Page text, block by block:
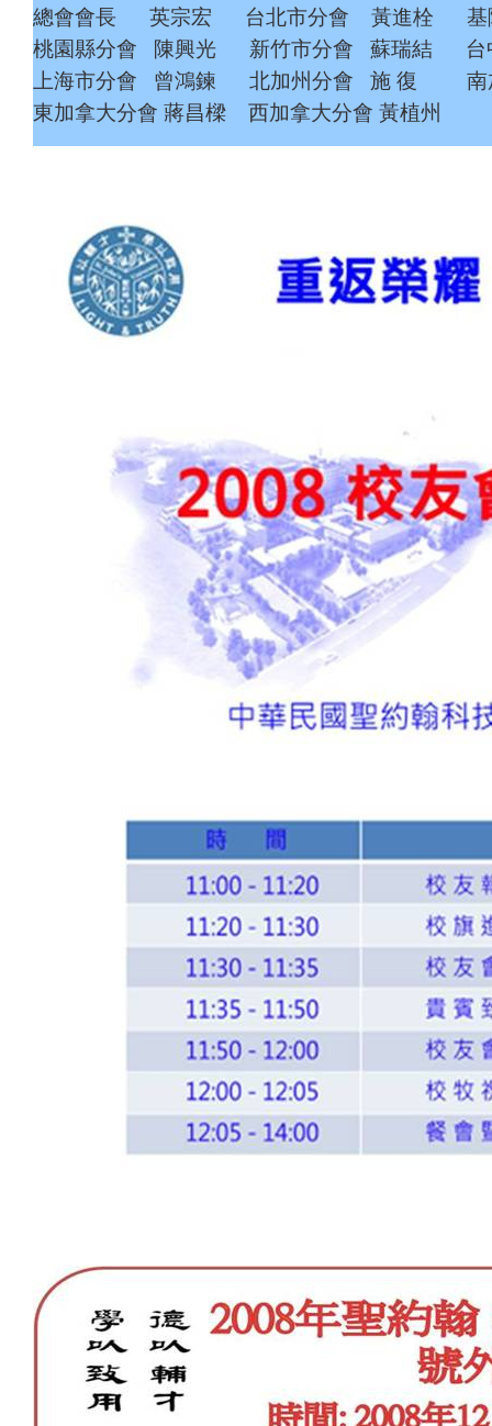
總會會長
英宗宏 台北市分會 黃進栓
基
桃園縣分會
陳興光 新竹市分會 蘇瑞結
台
上海市分會
曾鴻鍊 北加州分會 施 復
南
東加拿大分會 蔣昌樑 西加拿大分會 黃植州